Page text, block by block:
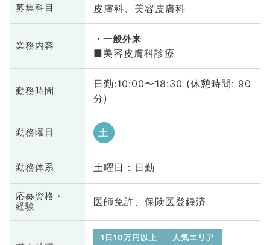
募集科目 皮膚科、美容皮膚科
業務内容
一般外来
■美容皮膚科診療
勤務時間
日勤:10:00〜18:30 (休憩時間: 90
分)
勤務曜日 土
勤務体系 土曜日 : 日勤
応募資格・
経験
医師免許、保険医登録済
1日10万円以上
人気エリア